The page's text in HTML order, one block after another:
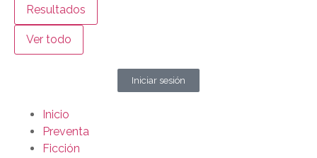
Resultados
Ver todo
Iniciar sesión
Inicio
Preventa
Ficción